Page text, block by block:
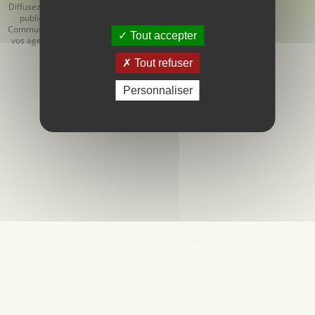
Diffusez votre
publicité
Communiquez
vos agendas
Tout accepter
Tout refuser
Personnaliser